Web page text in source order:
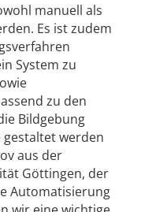
manuell als
Es ist zudem
System zu
zu den
Bildgebung
werden
aus der
Göttingen, der
Automatisierung